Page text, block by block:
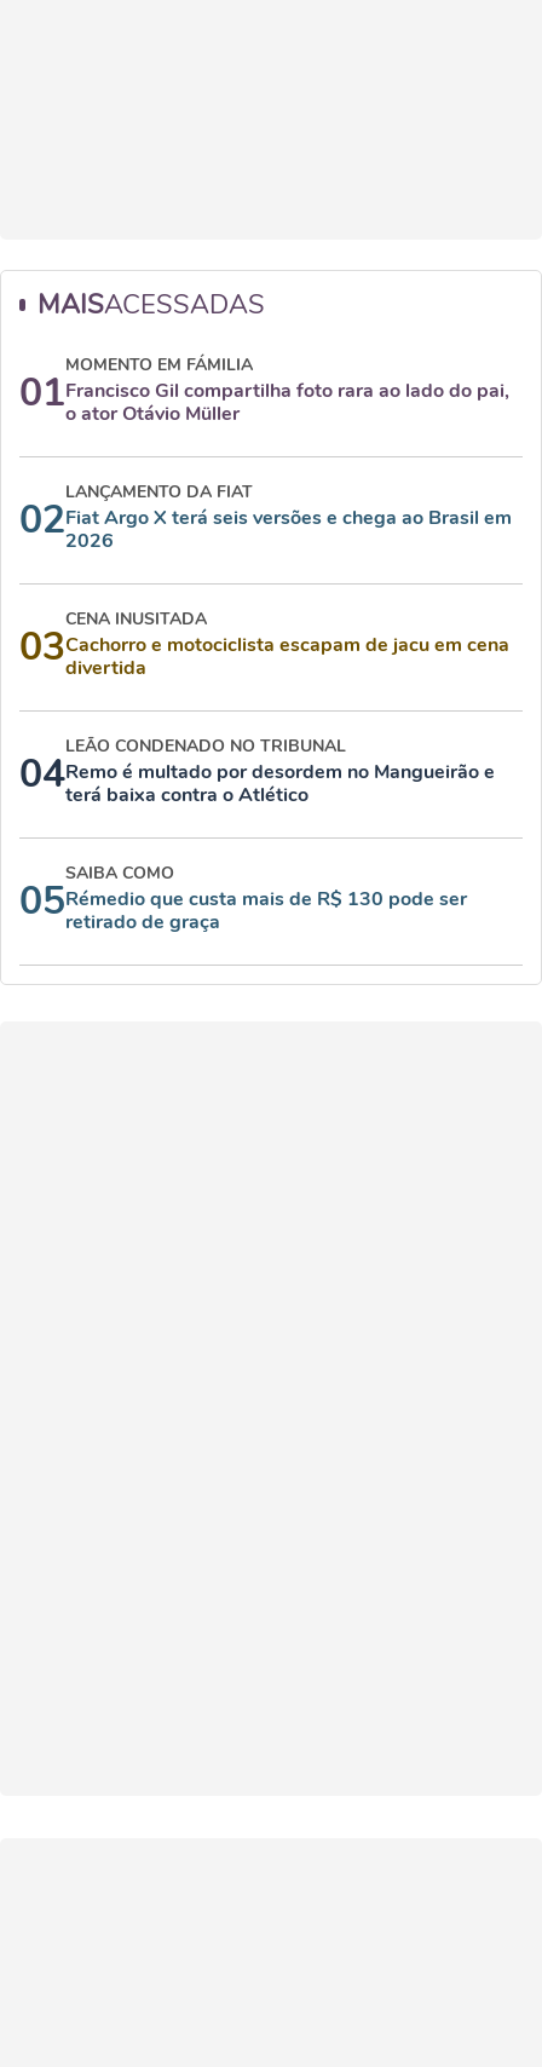
MAISACESSADAS
01
MOMENTO EM FÁMILIA
Francisco Gil compartilha foto rara ao lado do pai,
o ator Otávio Müller
02
LANÇAMENTO DA FIAT
Fiat Argo X terá seis versões e chega ao Brasil em
2026
03
CENA INUSITADA
Cachorro e motociclista escapam de jacu em cena
divertida
04
LEÃO CONDENADO NO TRIBUNAL
Remo é multado por desordem no Mangueirão e
terá baixa contra o Atlético
05
SAIBA COMO
Rémedio que custa mais de R$ 130 pode ser
retirado de graça